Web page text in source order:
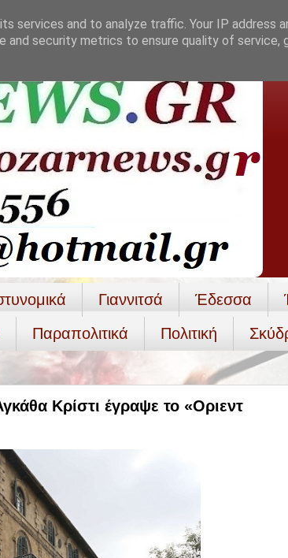
Γιαννιτσά Έδεσσα
Παραπολιτικά Πολιτική
Κρίστι έγραψε το «Οριεντ
services and to analyze traffic. Your IP address
and security metrics to ensure quality of service,